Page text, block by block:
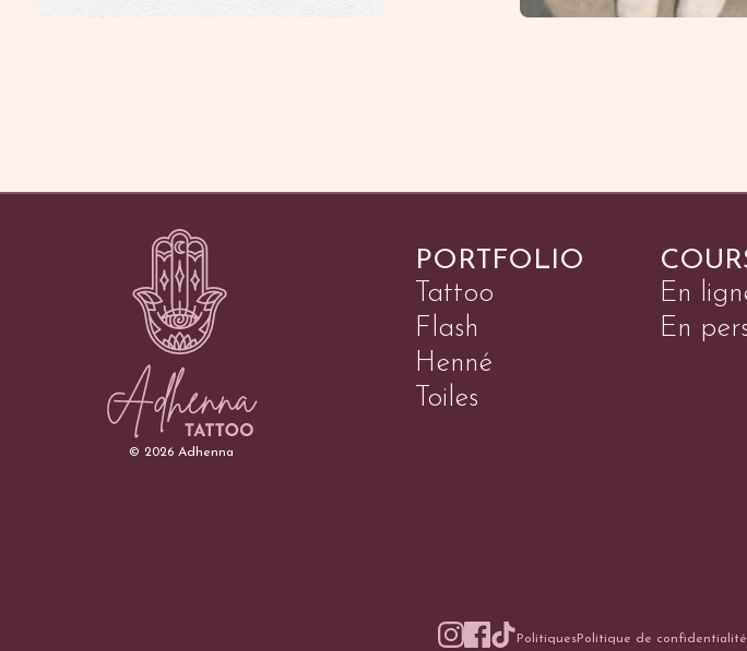
© 2026 Adhenna
En
En
PORTFOLIO
Tattoo
Flash
Henné
Toiles
PolitiquesPolitique de confidentialité